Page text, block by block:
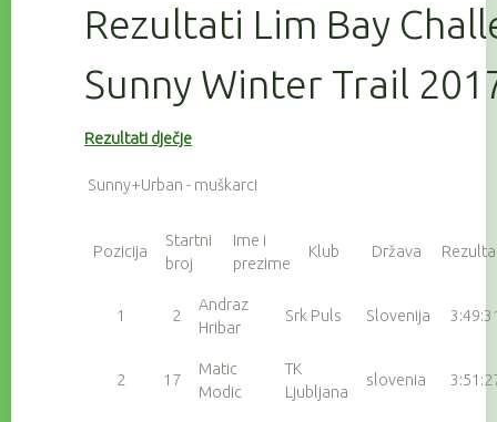
Rezultati Lim Bay
Sunny Winter Trail
Rezultati dječje
Sunny+Urban - muškarci
Pozicija
Startni
broj
Ime i
prezime
Klub Država
1 2
Andraz
Hribar
Srk Puls Slovenija
2 17
Matic
Modic
TK
Ljubljana
slovenia